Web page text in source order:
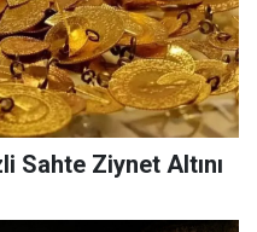
Sahte Ziynet Altını